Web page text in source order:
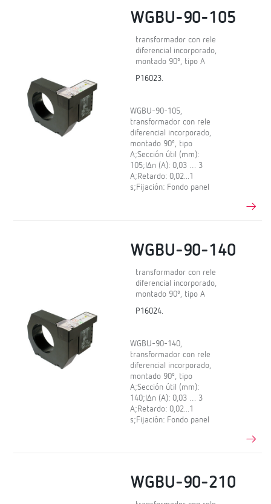
WGBU-90-105
transformador con rele
diferencial incorporado,
montado 90º, tipo A
P16023.
WGBU-90-105,
transformador con rele
diferencial incorporado,
montado 90º, tipo
A;Sección útil (mm):
105;IΔn (A): 0,03 … 3
A;Retardo: 0,02...1
s;Fijación: Fondo panel
WGBU-90-140
transformador con rele
diferencial incorporado,
montado 90º, tipo A
P16024.
WGBU-90-140,
transformador con rele
diferencial incorporado,
montado 90º, tipo
A;Sección útil (mm):
140;IΔn (A): 0,03 … 3
A;Retardo: 0,02...1
s;Fijación: Fondo panel
WGBU-90-210